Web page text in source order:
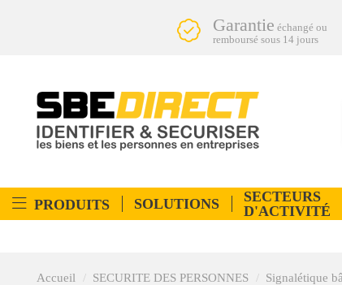
Garantie échangé ou
remboursé sous 14 jours
PRODUITS SOLUTIONS
SECTEURS
D'ACTIVITÉ
Accueil SECURITE DES PERSONNES Signalétique